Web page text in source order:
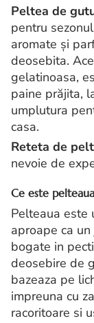
Peltea de
pentru
aromate și
deosebita.
gelatinoasa,
paine prăjita,
umplutura
casa.
Reteta de
nevoie de
Ce este
Pelteaua este
aproape ca
bogate in
deosebire de
bazeaza pe
impreuna cu
racoritoare si